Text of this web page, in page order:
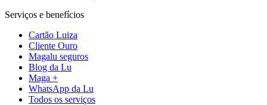
Serviços e benefícios
Cartão Luiza
Cliente Ouro
Magalu seguros
Blog da Lu
Maga +
WhatsApp da Lu
Todos os serviços